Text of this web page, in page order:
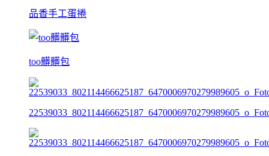
品香手工蛋捲
too髒髒包